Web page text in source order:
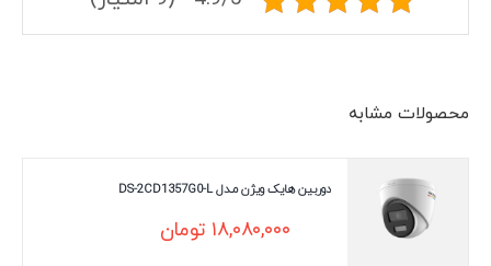
محصولات مشابه
دوربین هایک ویژن مـدل DS-2CD1357G0-L
۱۸,۰۸۰,۰۰۰ تومان